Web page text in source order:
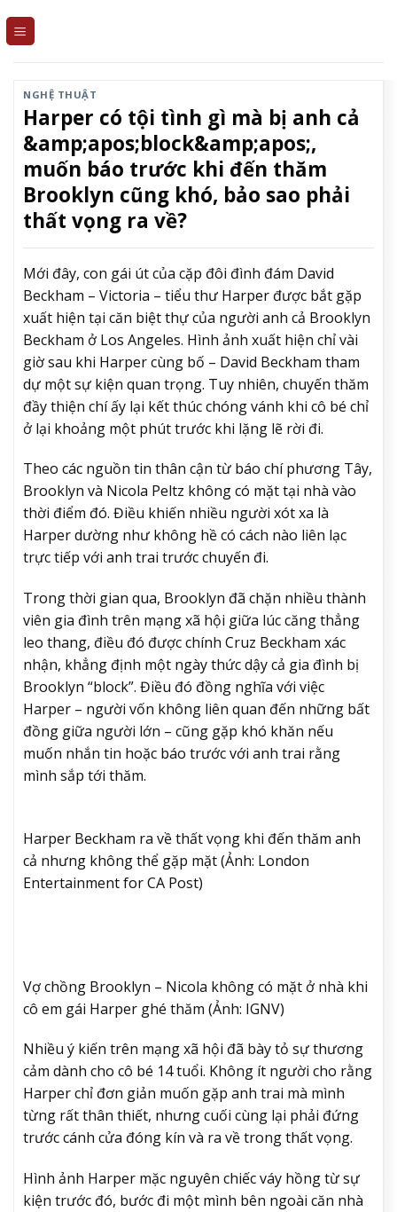
NGHỆ THUẬT
Harper có tội tình gì mà bị anh cả
&amp;apos;block&amp;apos;,
muốn báo trước khi đến thăm
Brooklyn cũng khó, bảo sao phải
thất vọng ra về?
Mới đây, con gái út của cặp đôi đình đám David
Beckham – Victoria – tiểu thư Harper được bắt gặp
xuất hiện tại căn biệt thự của người anh cả Brooklyn
Beckham ở Los Angeles. Hình ảnh xuất hiện chỉ vài
giờ sau khi Harper cùng bố – David Beckham tham
dự một sự kiện quan trọng. Tuy nhiên, chuyến thăm
đầy thiện chí ấy lại kết thúc chóng vánh khi cô bé chỉ
ở lại khoảng một phút trước khi lặng lẽ rời đi.
Theo các nguồn tin thân cận từ báo chí phương Tây,
Brooklyn và Nicola Peltz không có mặt tại nhà vào
thời điểm đó. Điều khiến nhiều người xót xa là
Harper dường như không hề có cách nào liên lạc
trực tiếp với anh trai trước chuyến đi.
Trong thời gian qua, Brooklyn đã chặn nhiều thành
viên gia đình trên mạng xã hội giữa lúc căng thẳng
leo thang, điều đó được chính Cruz Beckham xác
nhận, khẳng định một ngày thức dậy cả gia đình bị
Brooklyn “block”. Điều đó đồng nghĩa với việc
Harper – người vốn không liên quan đến những bất
đồng giữa người lớn – cũng gặp khó khăn nếu
muốn nhắn tin hoặc báo trước với anh trai rằng
mình sắp tới thăm.
Harper Beckham ra về thất vọng khi đến thăm anh
cả nhưng không thể gặp mặt (Ảnh: London
Entertainment for CA Post)
Vợ chồng Brooklyn – Nicola không có mặt ở nhà khi
cô em gái Harper ghé thăm (Ảnh: IGNV)
Nhiều ý kiến trên mạng xã hội đã bày tỏ sự thương
cảm dành cho cô bé 14 tuổi. Không ít người cho rằng
Harper chỉ đơn giản muốn gặp anh trai mà mình
từng rất thân thiết, nhưng cuối cùng lại phải đứng
trước cánh cửa đóng kín và ra về trong thất vọng.
Hình ảnh Harper mặc nguyên chiếc váy hồng từ sự
kiện trước đó, bước đi một mình bên ngoài căn nhà